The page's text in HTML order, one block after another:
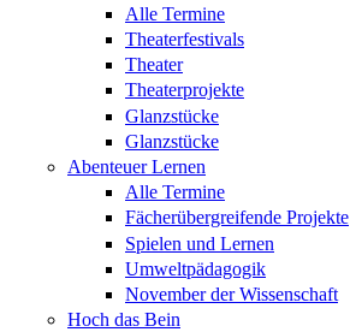
Alle Termine
Theaterfestivals
Theater
Theaterprojekte
Glanzstücke
Glanzstücke
Abenteuer Lernen
Alle Termine
Fächerübergreifende Projekte
Spielen und Lernen
Umweltpädagogik
November der Wissenschaft
Hoch das Bein